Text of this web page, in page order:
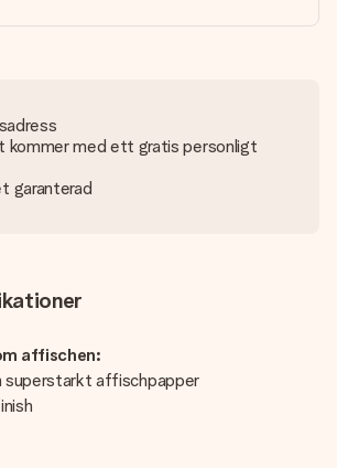
kommer med ett gratis personligt
garanterad
affischen:
superstarkt affischpapper